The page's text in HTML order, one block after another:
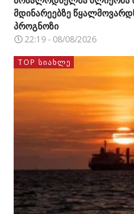
მდინარეებზე
პროგნოზი
22:19 - 08/08/2026
TOP ᲡᲘᲐᲮᲚᲔ